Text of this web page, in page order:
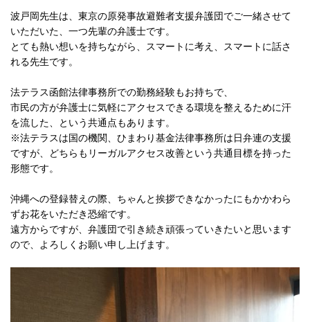
波戸岡先生は、東京の原発事故避難者支援弁護団でご一緒させて
いただいた、一つ先輩の弁護士です。
とても熱い想いを持ちながら、スマートに考え、スマートに話さ
れる先生です。
法テラス函館法律事務所での勤務経験もお持ちで、
市民の方が弁護士に気軽にアクセスできる環境を整えるために汗
を流した、という共通点もあります。
※法テラスは国の機関、ひまわり基金法律事務所は日弁連の支援
ですが、どちらもリーガルアクセス改善という共通目標を持った
形態です。
沖縄への登録替えの際、ちゃんと挨拶できなかったにもかかわら
ずお花をいただき恐縮です。
遠方からですが、弁護団で引き続き頑張っていきたいと思います
ので、よろしくお願い申し上げます。